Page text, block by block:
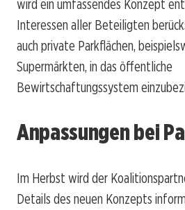
wird ein umfassendes Konzept
Interessen aller Beteiligten
auch private Parkflächen,
Supermärkten, in das öffentliche
Bewirtschaftungssystem
Anpassungen bei
Im Herbst wird der
Details des neuen Konzepts